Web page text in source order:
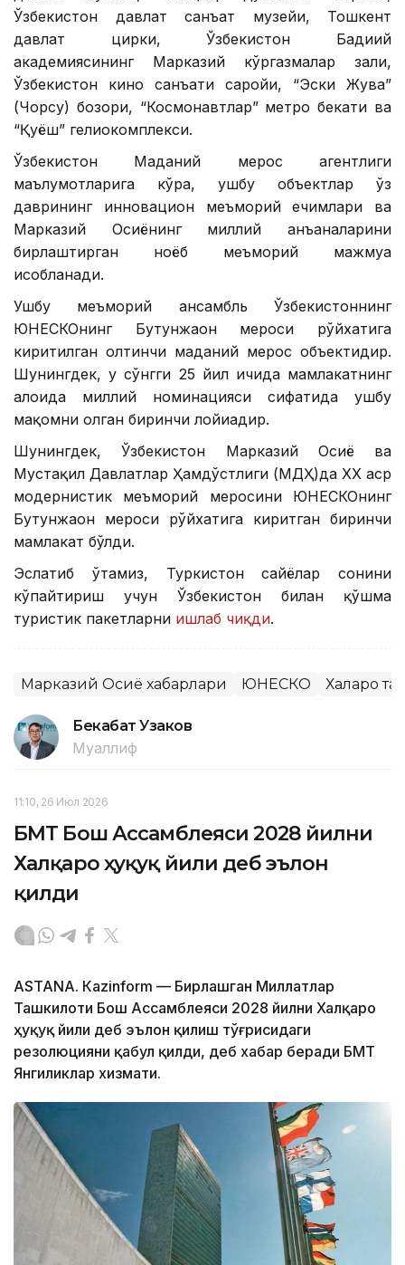
Ўзбекистон давлат санъат музейи, Тошкент
давлат цирки, Ўзбекистон Бадиий
академиясининг Марказий кўргазмалар зали,
Ўзбекистон кино санъати саройи, “Эски Жува”
(Чорсу) бозори, “Космонавтлар” метро бекати ва
“Қуёш” гелиокомплекси.
Ўзбекистон Маданий мерос агентлиги
маълумотларига кўра, ушбу объектлар ўз
даврининг инновацион меъморий ечимлари ва
Марказий Осиёнинг миллий анъаналарини
бирлаштирган ноёб меъморий мажмуа
ҳисобланади.
Ушбу меъморий ансамбль Ўзбекистоннинг
ЮНEСКОнинг Бутунжаҳон мероси рўйхатига
киритилган олтинчи маданий мерос объектидир.
Шунингдек, у сўнгги 25 йил ичида мамлакатнинг
алоҳида миллий номинацияси сифатида ушбу
мақомни олган биринчи лойиҳадир.
Шунингдек, Ўзбекистон Марказий Осиё ва
Мустақил Давлатлар Ҳамдўстлиги (МДҲ)да ХХ аср
модернистик меъморий меросини ЮНEСКОнинг
Бутунжаҳон мероси рўйхатига киритган биринчи
мамлакат бўлди.
Эслатиб ўтамиз, Туркистон сайёҳлар сонини
кўпайтириш учун Ўзбекистон билан қўшма
туристик пакетларни ишлаб чиқди.
Марказий Осиё хабарлари ЮНЕСКО Халқаро
Бекабат Узаков
Муаллиф
11:10, 26 Июл 2026
БМТ Бош Ассамблеяси 2028 йилни
Халқаро ҳуқуқ йили деб эълон
қилди
ASTANА. Кazinform — Бирлашган Миллатлар
Ташкилоти Бош Ассамблеяси 2028 йилни Халқаро
ҳуқуқ йили деб эълон қилиш тўғрисидаги
резолюцияни қабул қилди, деб хабар беради БМТ
Янгиликлар хизмати.